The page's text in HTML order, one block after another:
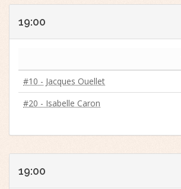
19:00
#10 - Jacques Ouellet
#20 - Isabelle Caron
19:00